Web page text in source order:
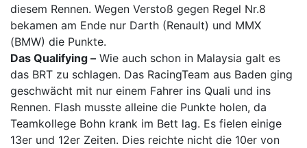
diesem Rennen. Wegen Verstoß gegen Regel Nr.8
bekamen am Ende nur Darth (Renault) und MMX
(BMW) die Punkte.
Das Qualifying – Wie auch schon in Malaysia galt es
das BRT zu schlagen. Das RacingTeam aus Baden ging
geschwächt mit nur einem Fahrer ins Quali und ins
Rennen. Flash musste alleine die Punkte holen, da
Teamkollege Bohn krank im Bett lag. Es fielen einige
13er und 12er Zeiten. Dies reichte nicht die 10er von